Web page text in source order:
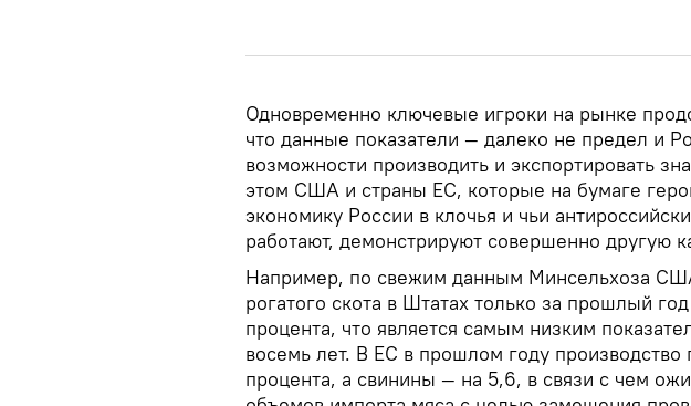
Одновременно ключевые игроки на рынке
что данные показатели — далеко не предел и
возможности производить и экспортировать
этом США и страны ЕС, которые на бумаге
экономику России в клочья и чьи
работают, демонстрируют совершенно другую
Например, по свежим данным Минсельхоза
рогатого скота в Штатах только за прошлый
процента, что является самым низким
восемь лет. В ЕС в прошлом году производство
процента, а свинины — на 5,6, в связи с чем